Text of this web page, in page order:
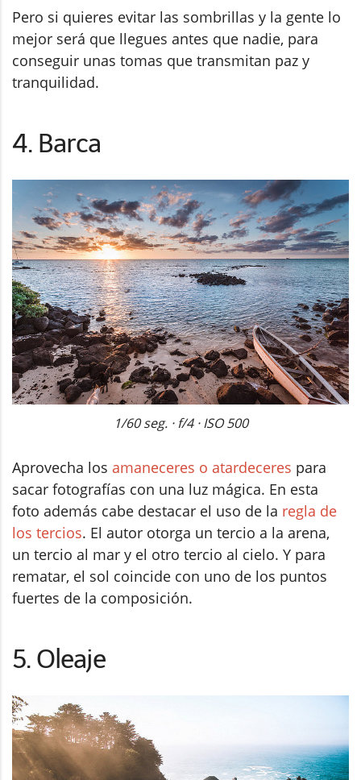
Pero si quieres evitar las sombrillas y la gente lo
mejor será que llegues antes que nadie, para
conseguir unas tomas que transmitan paz y
tranquilidad.
4. Barca
1/60 seg. · f/4 · ISO 500
Aprovecha los amaneceres o atardeceres para
sacar fotografías con una luz mágica. En esta
foto además cabe destacar el uso de la regla de
los tercios. El autor otorga un tercio a la arena,
un tercio al mar y el otro tercio al cielo. Y para
rematar, el sol coincide con uno de los puntos
fuertes de la composición.
5. Oleaje